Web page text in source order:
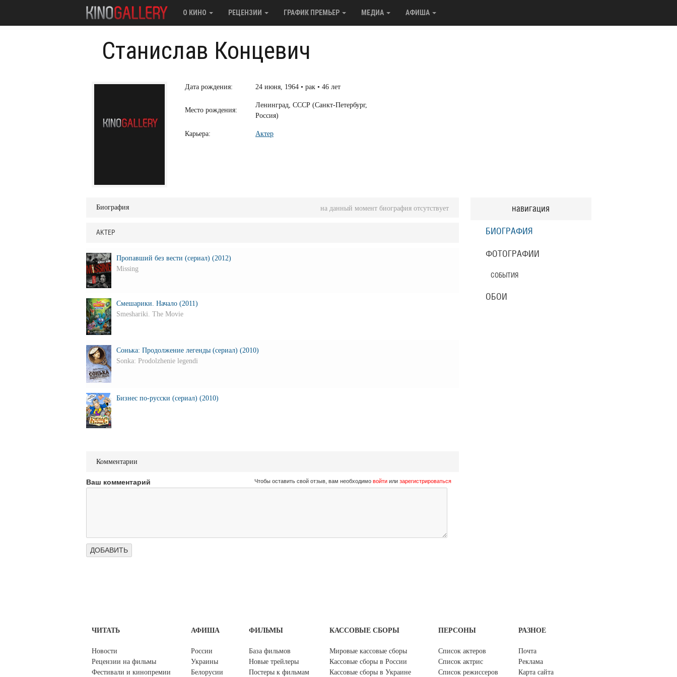
О КИНО РЕЦЕНЗИИ ГРАФИК ПРЕМЬЕР МЕДИА АФИША
Станислав Концевич
Дата рождения: 24 июня, 1964 • рак • 46 лет
Место рождения:
Ленинград, СССР (Санкт-Петербург,
Россия)
Карьера: Актер
навигация
БИОГРАФИЯ
ФОТОГРАФИИ
СОБЫТИЯ
ОБОИ
Биография на данный момент биография отсутствует
АКТЕР
Пропавший без вести (сериал) (2012)
Missing
Смешарики. Начало (2011)
Smeshariki. The Movie
Сонька: Продолжение легенды (сериал) (2010)
Sonka: Prodolzhenie legendi
Бизнес по-русски (сериал) (2010)
Комментарии
Ваш комментарий Чтобы оставить свой отзыв, вам необходимо войтиили зарегистрироваться
ЧИТАТЬ
Новости
Рецензии на фильмы
Фестивали и кинопремии
АФИША
России
Украины
Белорусии
ФИЛЬМЫ
База фильмов
Новые трейлеры
Постеры к фильмам
КАССОВЫЕ СБОРЫ
Мировые кассовые сборы
Кассовые сборы в России
Кассовые сборы в Украине
ПЕРСОНЫ
Список актеров
Список актрис
Список режиссеров
РАЗНОЕ
Почта
Реклама
Карта сайта